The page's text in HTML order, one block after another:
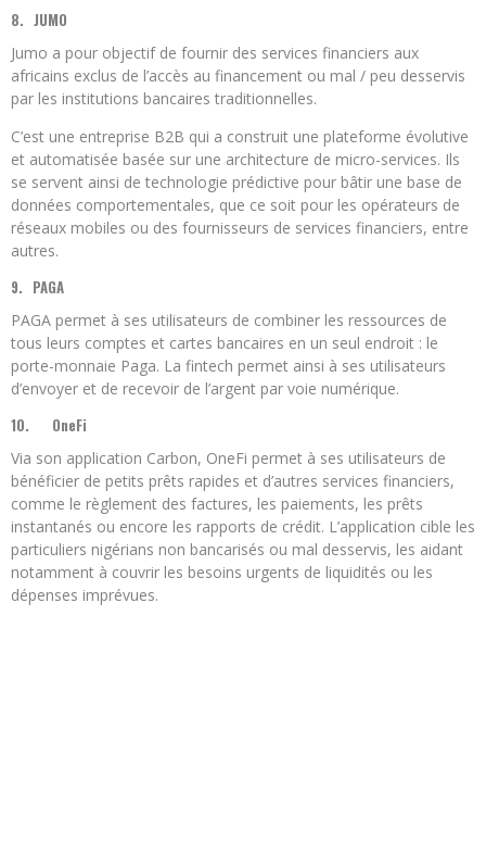
8. JUMO
Jumo a pour objectif de fournir des services financiers aux
africains exclus de l’accès au financement ou mal / peu desservis
par les institutions bancaires traditionnelles.
C’est une entreprise B2B qui a construit une plateforme évolutive
et automatisée basée sur une architecture de micro-services. Ils
se servent ainsi de technologie prédictive pour bâtir une base de
données comportementales, que ce soit pour les opérateurs de
réseaux mobiles ou des fournisseurs de services financiers, entre
autres.
9. PAGA
PAGA permet à ses utilisateurs de combiner les ressources de
tous leurs comptes et cartes bancaires en un seul endroit : le
porte-monnaie Paga. La fintech permet ainsi à ses utilisateurs
d’envoyer et de recevoir de l’argent par voie numérique.
10. OneFi
Via son application Carbon, OneFi permet à ses utilisateurs de
bénéficier de petits prêts rapides et d’autres services financiers,
comme le règlement des factures, les paiements, les prêts
instantanés ou encore les rapports de crédit. L’application cible les
particuliers nigérians non bancarisés ou mal desservis, les aidant
notamment à couvrir les besoins urgents de liquidités ou les
dépenses imprévues.